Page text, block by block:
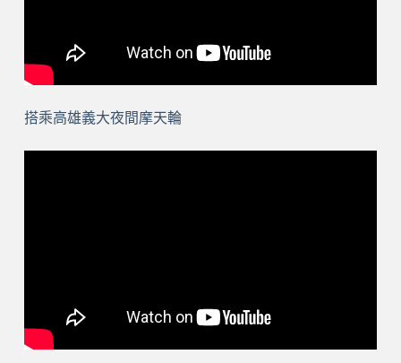
搭乘高雄義大夜間摩天輪